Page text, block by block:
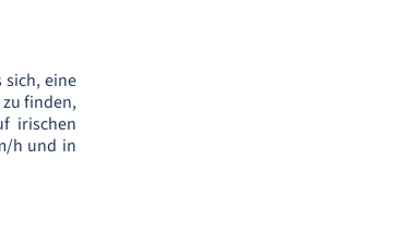
eine
finden,
irischen
h und in